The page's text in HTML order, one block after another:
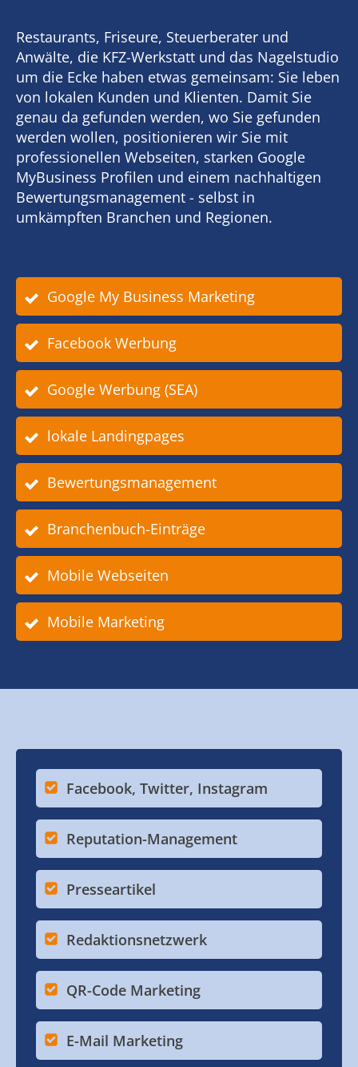
Restaurants, Friseure, Steuerberater und
Anwälte, die KFZ-Werkstatt und das Nagelstudio
um die Ecke haben etwas gemeinsam: Sie leben
von lokalen Kunden und Klienten. Damit Sie
genau da gefunden werden, wo Sie gefunden
werden wollen, positionieren wir Sie mit
professionellen Webseiten, starken Google
MyBusiness Profilen und einem nachhaltigen
Bewertungsmanagement - selbst in
umkämpften Branchen und Regionen.
Google My Business Marketing
Facebook Werbung
Google Werbung (SEA)
lokale Landingpages
Bewertungsmanagement
Branchenbuch-Einträge
Mobile Webseiten
Mobile Marketing
Facebook, Twitter, Instagram
Reputation-Management
Presseartikel
Redaktionsnetzwerk
QR-Code Marketing
E-Mail Marketing